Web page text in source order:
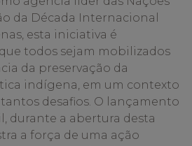
da Década Internacional
esta iniciativa é
todos sejam mobilizados
da preservação da
indígena, em um contexto
desafios. O lançamento
durante a abertura desta
a força de uma ação